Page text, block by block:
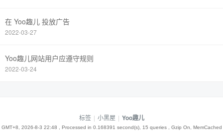
在 Yoo趣儿 投放广告
2022-03-27
Yoo趣儿网站用户应遵守规则
2022-03-24
标签 | 小黑屋 | Yoo趣儿
GMT+8, 2026-8-3 22:48 , Processed in 0.168391 second(s), 15 queries , Gzip On, MemCached